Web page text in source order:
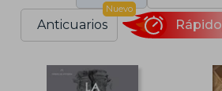
Anticuarios
Nuevo
Rápido